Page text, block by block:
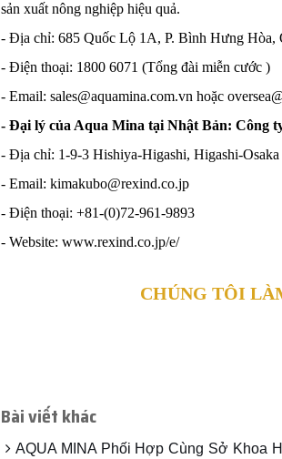
sản xuất nông nghiệp hiệu quả.
- Địa chỉ: 685 Quốc Lộ 1A, P. Bình Hưng
- Điện thoại: 1800 6071 (Tổng đài miễn cước )
- Email: sales@aquamina.com.vn hoặc
- Đại lý của Aqua Mina tại Nhật Bản: Công
- Địa chỉ: 1-9-3 Hishiya-Higashi, Higashi-
- Email: kimakubo@rexind.co.jp
- Điện thoại: +81-(0)72-961-9893
- Website: www.rexind.co.jp/e/
CHÚNG TÔI
Bài viết khác
AQUA MINA Phối Hợp Cùng Sở Khoa